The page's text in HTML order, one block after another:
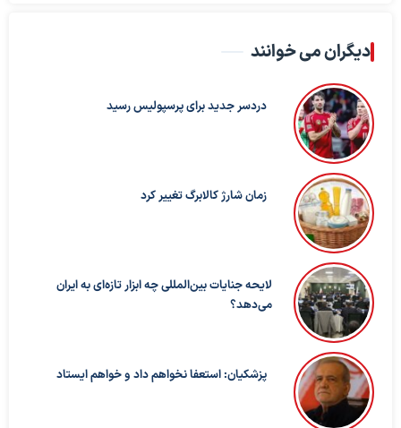
دیگران می خوانند
دردسر جدید برای پرسپولیس رسید
زمان شارژ کالابرگ تغییر کرد
لایحه جنایات بین‌المللی چه ابزار تازه‌ای به ایران
می‌دهد؟
پزشکیان: استعفا نخواهم داد و خواهم ایستاد